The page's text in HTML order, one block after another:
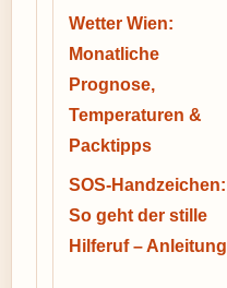
Wetter Wien:
Monatliche
Prognose,
Temperaturen &
Packtipps
SOS-Handzeichen:
So geht der stille
Hilferuf – Anleitung